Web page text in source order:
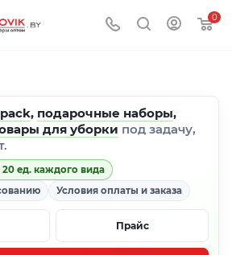
0
, подарочные наборы,
для уборки под задачу,
ед. каждого вида
Условия оплаты и заказа
Прайс